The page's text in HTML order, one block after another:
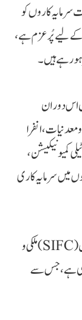
کاروں کو
کے لیے پُرعزم ہے،
رہے ہیں۔
اس دوران
انفرا
کمیونیکیشن،
میں سرمایہ کاری
انہوں نے کہا کہ خصوصی سرمایہ کاری سہولت کونسل (SIFC) ملکی و
رہی ہے، جس سے